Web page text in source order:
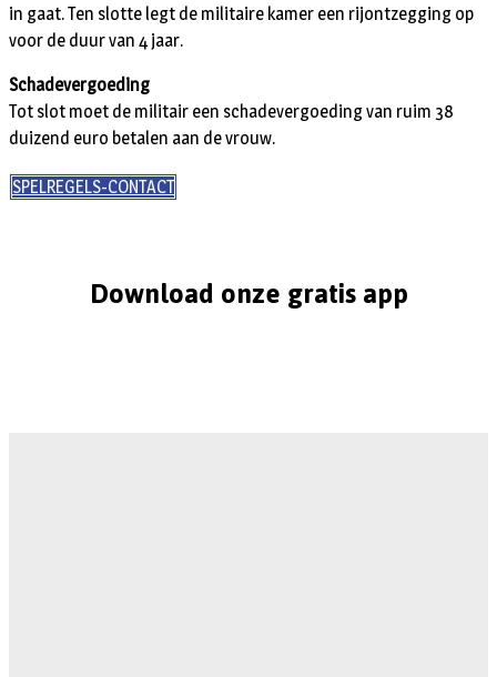
in gaat. Ten slotte legt de militaire kamer een rijontzegging op
voor de duur van 4 jaar.
Schadevergoeding
Tot slot moet de militair een schadevergoeding van ruim 38
duizend euro betalen aan de vrouw.
SPELREGELS-CONTACT
Download onze gratis app